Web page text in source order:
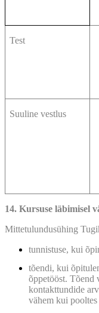
Test
Suuline vestlus
14. Kursuse läbimisel
Mittetulundusühing
tunnistuse, kui
tõendi, kui
õppetööst. Tõend
kontakttundide
vähem kui pooltes